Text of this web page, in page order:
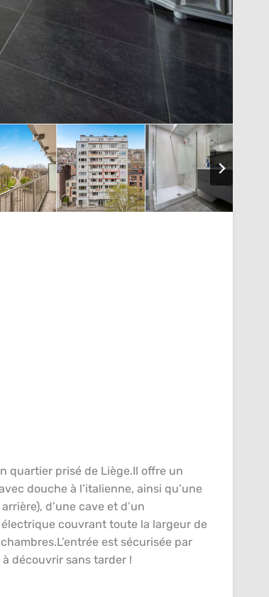
quartier prisé de Liège.Il offre un
douche à l’italienne, ainsi qu’une
d’une cave et d’un
couvrant toute la largeur de
est sécurisée par
découvrir sans tarder !